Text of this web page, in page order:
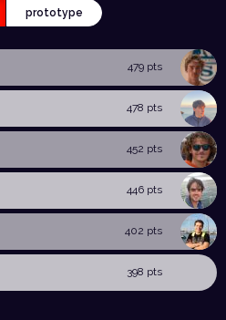
prototype
479 pts
478 pts
452 pts
446 pts
402 pts
398 pts